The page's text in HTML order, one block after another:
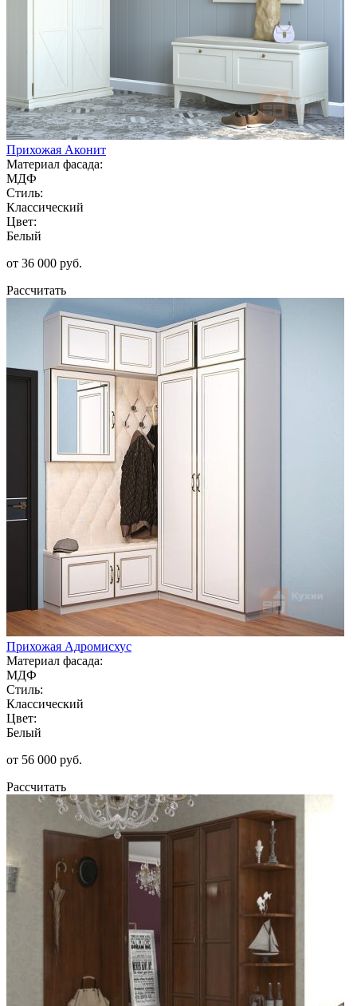
Прихожая Аконит
Материал фасада:
МДФ
Стиль:
Классический
Цвет:
Белый
от 36 000 руб.
Рассчитать
Прихожая Адромисхус
Материал фасада:
МДФ
Стиль:
Классический
Цвет:
Белый
от 56 000 руб.
Рассчитать